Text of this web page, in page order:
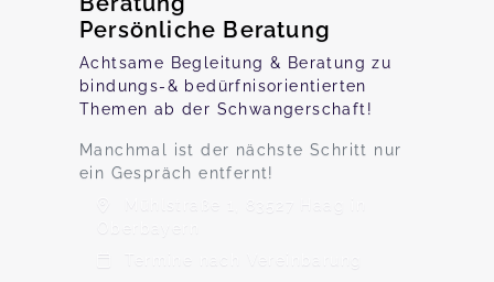
Persönliche Beratung
Achtsame Begleitung & Beratung zu
bindungs-& bedürfnisorientierten
Themen ab der Schwangerschaft!
Manchmal ist der nächste Schritt nur
ein Gespräch entfernt!
Mühlstraße 1, 83527 Haag in
Oberbayern
Termine nach Vereinbarung